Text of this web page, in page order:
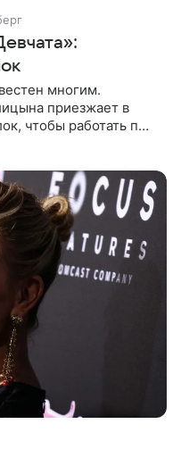
многим.
приезжает в
чтобы работать по